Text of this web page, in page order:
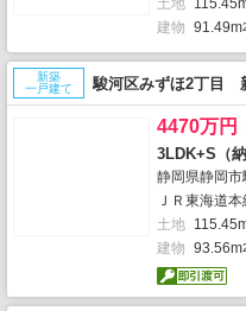
建物 91.49m
新築
一戸建て
駿河区みずほ2丁目
4470万円
3LDK+S（納
静岡県静岡市
ＪＲ東海道
土地
建物 93.56m